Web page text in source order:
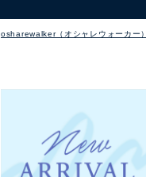
osharewalker（オシャレウォーカー）